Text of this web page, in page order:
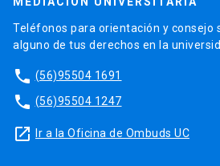
Teléfonos para orientación y consejo
alguno de tus derechos en la
phone (56)95504 1691
phone (56)95504 1247
launch Ir a la Oficina de Ombuds UC